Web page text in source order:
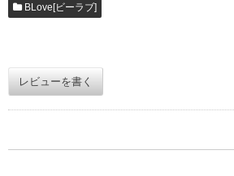
BLove[ビーラブ]
レビューを書く